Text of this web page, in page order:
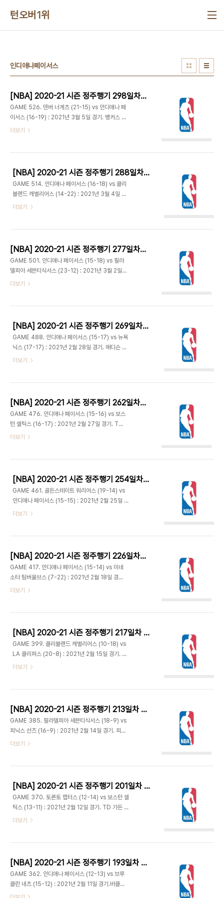
턴오버1위
인디애나페이서스
[NBA] 2020-21 시즌 정주행기 298일차 (2021.10.16)
GAME 526. 덴버 너게츠 (21-15) vs 인디애나 페
이서스 (16-19) : 2021년 3월 5일 경기. 뱅커스 라
이프 필드하우스 - 덴버는 윌 바튼, 마이클 포터 주니
못하고 13-14 역전. 그리고 터너 이번에는 3점 깨끗
하게 적중. 몬테 모리스가 컷인 득점하기 전까지 인디
애나는 17점을 내리 득점. 덴버는 막판에 인사이드를
공략하며 28-29 1쿼터 종료. - 2쿼터 첫 공격에서
P. J. 도지어의 3점으로 역전. 도지어는 풀업 점퍼까
애나가 곧바로 동점을 만들며 치열한 대결 펼쳐져...
더보기
[NBA] 2020-21 시즌 정주행기 288일차 (2021.10.06)
GAME 514. 인디애나 페이서스 (16-18) vs 클리
블랜드 캐벌리어스 (14-22) : 2021년 3월 4일 경
기. 로켓 모기지 필드하우스 - 딘 웨이드의 백투백 3
럿 앨런이 골밑에서 적극적인 모습을 보이며 15-22.
T. J. 맥코넬이 투입되면서 분위기 반전. 스틸 4개에
4득점, 맬컴 브록던의 3점, 에드먼드 섬너 2개의 덩
크로 순식간에 26-24 역전. 28-28 1쿼터 종료. 맥
코넬은 5스틸로 론 아테스트, 빅터 올라디포와 페이
양팀 골밑에서 각축전. 처음에는 인디애나가 앞서다
더보기
[NBA] 2020-21 시즌 정주행기 277일차 (2021.09.25)
GAME 501. 인디애나 페이서스 (15-18) vs 필라
델피아 세븐티식서스 (23-12) : 2021년 3월 2일
경기. 웰스 파고 센터 - 무릎통증으로 지난 경기 결장
활약, 연속 7득점하며 동점 만들고 모든 선수들이 공
격 참여하며 역전. 인디애나는 타임아웃 후 맥더멋이
2개의 드라이브 인 레이업 넣는 등 림어택을 통해
25-23으로 다시 앞서갔다. 벤치 대결로 가면서 시
소게임 이어지다 T. J. 맥코넬이 3점 플레이 만들자
터 종료. - 양팀 턴오버 파티를 벌이는데 필리는 그나
더보기
[NBA] 2020-21 시즌 정주행기 269일차 (2021.09.17)
GAME 488. 인디애나 페이서스 (15-17) vs 뉴욕
닉스 (17-17) : 2021년 2월 28일 경기. 매디슨 스
퀘어 가든 - 맬컴 브록던은 오른쪽 무릎통증 때문에
힘입어 8-0으로 출발. 뉴욕은 거의 3분 만에 첫 득
점한 이후 R. J. 배렛도 3점 넣고 수비가 살아나며
빠른 역습으로 15-11 추격. 3점차까지 좁혀졌지만
벤치 대결로 접어들면서 인디애나는 애런 할러데이
와 제레미 램이 3점 넣어주고 인사이드에서도 고르
판에 프랭크 닐리키나와 알렉 벅스의 득점으로 차이
더보기
[NBA] 2020-21 시즌 정주행기 262일차 (2021.09.10)
GAME 476. 인디애나 페이서스 (15-16) vs 보스
턴 셀틱스 (16-17) : 2021년 2월 27일 경기. TD
가든 - 당초 올스타에 뽑히지 못했던 도만타스 사보
일스 터너가 3점 2개, 덕 맥더멋이 하나 넣고 터너 3
점 플레이까지 더해지며 12-2. 5분 동안 필드골 하
나 없이 빈공에 시달리던 보스턴은 켐바 워커가 3점
2개와 자유투로 10득점하며 20-16으로 추격. 14
점차까지 났다가 3분 남기고 25-25 동점. 제이슨
티그 플로터로 31-32 역전시키고 1쿼터 종료. - 양
더보기
[NBA] 2020-21 시즌 정주행기 254일차 (2021.09.02)
GAME 461. 골든스테이트 워리어스 (19-14) vs
인디애나 페이서스 (15-15) : 2021년 2월 25일 경
기. 뱅커스라이프 필드하우스 - 인디애나는 상대팀들
나서 76,000달러를 모아 기부하기로 했다. - 앤드
류 위긴스는 초반부터 적극 공격에 나서 3점 플레이
에 헤지테이션 무브에 이은 덩크로 5득점. 인디애나
도 맬컴 브록던이 림어택하며 4득점. 스테판 커리를
포함해 양팀 3점이 거의 안 들어가다 4분 남기고 커
리어스 리드. 하지만 막판 T. J. 맥코넬의 원맨쇼. 인
더보기
[NBA] 2020-21 시즌 정주행기 226일차 (2021.08.05)
GAME 417. 인디애나 페이서스 (15-14) vs 미네
소타 팀버울브스 (7-22) : 2021년 2월 18일 경기.
타겟 센터 - 덕 맥더멋 선발 출전. 미네소타는 제이든
3점 5개를 기록한 선수는 1996 앨런 아이버슨,
1999 스티브 프랜시스, 2003 레지 머레이,
2009 브랜든 제닝스, 2019 앤퍼니 사이먼스, 그리
고 앤서니 에드워즈. - 도만타스 사보니스와 맬컴 브
록던의 활약 속에 14-9 인디애나 리드. 미네소타는
연달아 상대 턴오버 이끌어내며 말릭 비즐리의 덩크,
더보기
[NBA] 2020-21 시즌 정주행기 217일차 (2021.07.27)
GAME 399. 클리블랜드 캐벌리어스 (10-18) vs
LA 클리퍼스 (20-8) : 2021년 2월 15일 경기. 스
테이플스 센터 - 안드레 드러먼드 대신 재럿 앨런이
비 강화하며 상대의 인사이드 공격을 막아내고 루윌
이 본격적으로 득점에 나서며 클리퍼스 연속 10득점
하는 등 11-16 리드. 캐브스는 콜린 섹스턴과 대리어
스 갈랜드에게 공격의 상당 부분을 의존하는 모습. 클
리블랜드가 일찌감치 팀파울에 걸려 클리퍼스는 자
모리스가 득점해주며 24-32 1쿼터 종료. - 모리스
더보기
[NBA] 2020-21 시즌 정주행기 213일차 (2021.07.23)
GAME 385. 필라델피아 세븐티식서스 (18-9) vs
피닉스 선즈 (16-9) : 2021년 2월 14일 경기. 피닉
스 선즈 아레나 - 피닉스는 크리스 폴이 점퍼 2개 넣
득점하며 22-14로 달아났다. 피닉스는 부상으로 결
장했던 캐머런 페인과 다리오 샤리치 컴백. 28-23
1쿼터 종료. - 피닉스는 샤리치의 연속 득점하고, 캐
머런 존슨과 이트완 무어도 가세하며 벤치 멤버들의
활약으로 36-36 동점. 필리는 주전들이 다시 투입
속 득점으로 피닉스가 근소하게 앞서다가 엠비드가
더보기
[NBA] 2020-21 시즌 정주행기 201일차 (2021.07.11)
GAME 370. 토론토 랩터스 (12-14) vs 보스턴 셀
틱스 (13-11) : 2021년 2월 12일 경기. TD 가든 -
지난 플레이오프 2라운드에서 맞붙었던 두 팀. 제일
온 것이 특이한 점. - 오잘레이가 연속 5득점하며
0-7 리드로 출발. 카일 라우리가 토론토의 첫 득점
을 올리지만 오잘레이 3점 추가하며 2-12. 토론토는
라우리와 시아캄의 득점 앞세워 14-20 추격. 노먼
더보기
[NBA] 2020-21 시즌 정주행기 193일차 (2021.07.03)
GAME 362. 인디애나 페이서스 (12-13) vs 브루
클린 네츠 (15-12) : 2021년 2월 11일 경기.바클레
이스 센터 - 두 팀 모두 3연패 중. 브루클린은 5할